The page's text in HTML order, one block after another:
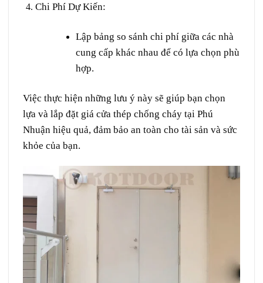
Chi Phí Dự Kiến:
Lập bảng so sánh chi phí giữa các nhà
cung cấp khác nhau để có lựa chọn phù
hợp.
Việc thực hiện những lưu ý này sẽ giúp bạn chọn
lựa và lắp đặt giá cửa thép chống cháy tại Phú
Nhuận hiệu quả, đảm bảo an toàn cho tài sản và sức
khỏe của bạn.